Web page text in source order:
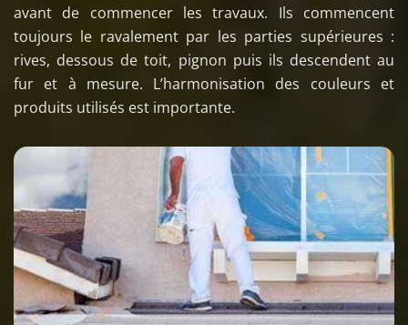
avant de commencer les travaux. Ils commencent
toujours le ravalement par les parties supérieures :
rives, dessous de toit, pignon puis ils descendent au
fur et à mesure. L’harmonisation des couleurs et
produits utilisés est importante.